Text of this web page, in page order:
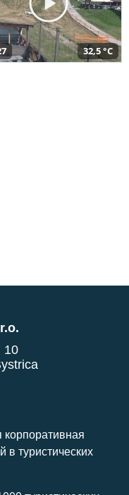
32,5 °C
10
в туристических